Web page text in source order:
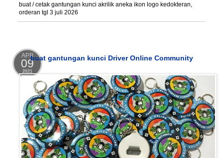
buat / cetak gantungan kunci akrilik aneka ikon logo kedokteran,
orderan tgl 3 juli 2026
APR
09
2021
buat gantungan kunci Driver Online Community